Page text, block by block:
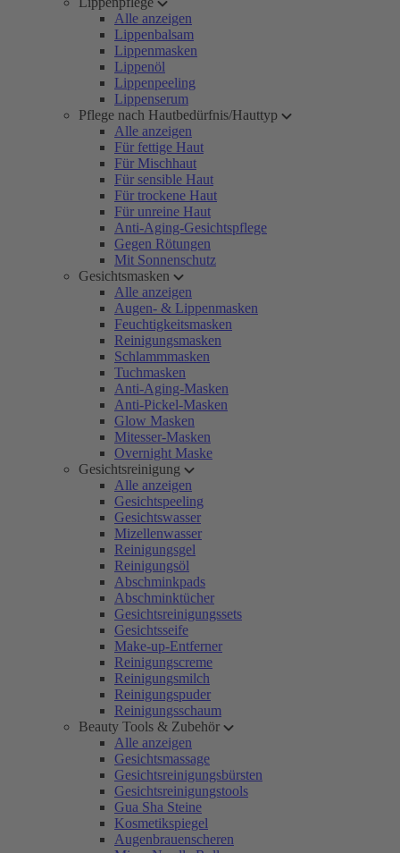
Alle anzeigen
Lippenbalsam
Lippenmasken
Lippenöl
Lippenpeeling
Lippenserum
Pflege nach Hautbedürfnis/Hauttyp
Alle anzeigen
Für fettige Haut
Für Mischhaut
Für sensible Haut
Für trockene Haut
Für unreine Haut
Anti-Aging-Gesichtspflege
Gegen Rötungen
Mit Sonnenschutz
Gesichtsmasken
Alle anzeigen
Augen- & Lippenmasken
Feuchtigkeitsmasken
Reinigungsmasken
Schlammmasken
Tuchmasken
Anti-Aging-Masken
Anti-Pickel-Masken
Glow Masken
Mitesser-Masken
Overnight Maske
Gesichtsreinigung
Alle anzeigen
Gesichtspeeling
Gesichtswasser
Mizellenwasser
Reinigungsgel
Reinigungsöl
Abschminkpads
Abschminktücher
Gesichtsreinigungssets
Gesichtsseife
Make-up-Entferner
Reinigungscreme
Reinigungsmilch
Reinigungspuder
Reinigungsschaum
Beauty Tools & Zubehör
Alle anzeigen
Gesichtsmassage
Gesichtsreinigungsbürsten
Gesichtsreinigungstools
Gua Sha Steine
Kosmetikspiegel
Augenbrauenscheren